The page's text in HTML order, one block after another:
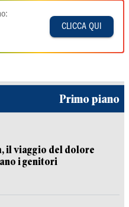
CLICCA QUI
Primo piano
il viaggio del dolore
i genitori